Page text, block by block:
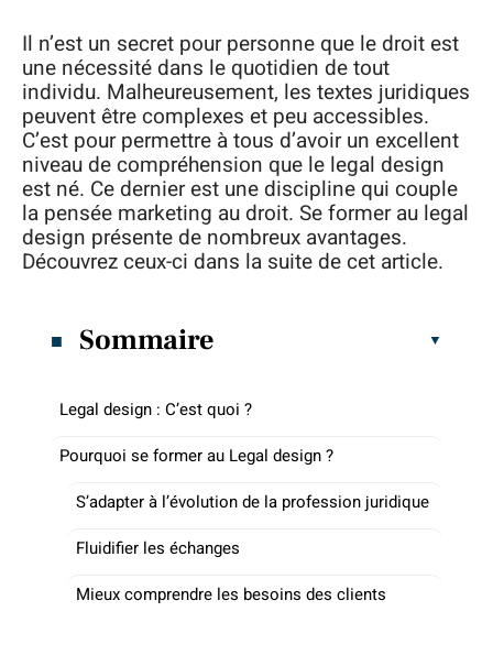
Il n’est un secret pour personne que le droit est
une nécessité dans le quotidien de tout
individu. Malheureusement, les textes juridiques
peuvent être complexes et peu accessibles.
C’est pour permettre à tous d’avoir un excellent
niveau de compréhension que le legal design
est né. Ce dernier est une discipline qui couple
la pensée marketing au droit. Se former au legal
design présente de nombreux avantages.
Découvrez ceux-ci dans la suite de cet article.
Sommaire
Legal design : C’est quoi ?
Pourquoi se former au Legal design ?
S’adapter à l’évolution de la profession juridique
Fluidifier les échanges
Mieux comprendre les besoins des clients